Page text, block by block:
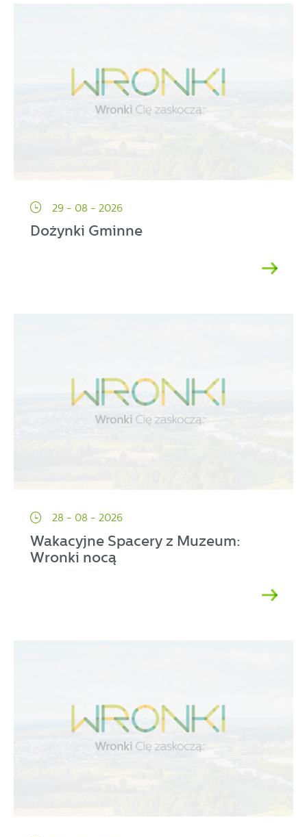
29 - 08 - 2026
Dożynki Gminne
28 - 08 - 2026
Wakacyjne Spacery z Muzeum:
Wronki nocą